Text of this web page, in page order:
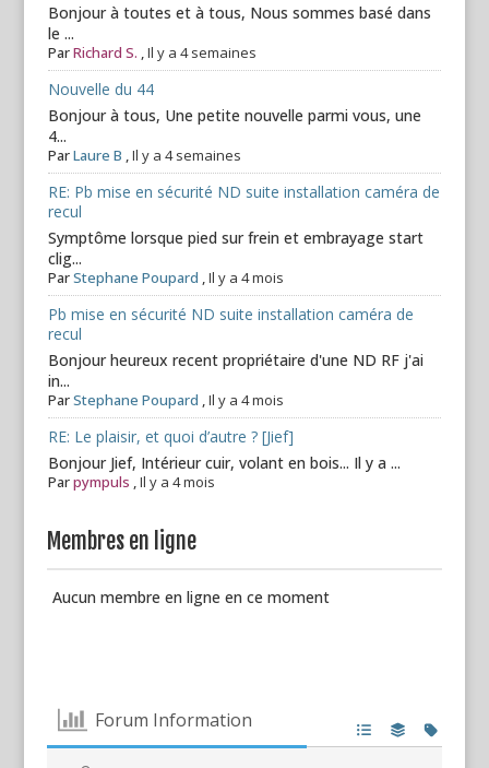
Bonjour à toutes et à tous, Nous sommes basé dans
le ...
ParRichard S. Il y a 4 semaines
Nouvelle du 44
Bonjour à tous, Une petite nouvelle parmi vous, une
4...
ParLaure B Il y a 4 semaines
RE: Pb mise en sécurité ND suite installation caméra de
recul
Symptôme lorsque pied sur frein et embrayage start
clig...
ParStephane Poupard Il y a 4 mois
Pb mise en sécurité ND suite installation caméra de
recul
Bonjour heureux recent propriétaire d'une ND RF j'ai
in...
ParStephane Poupard Il y a 4 mois
RE: Le plaisir, et quoi d’autre ? [Jief]
Bonjour Jief, Intérieur cuir, volant en bois... Il y a ...
Parpympuls Il y a 4 mois
Membres en ligne
Aucun membre en ligne en ce moment
Forum Information